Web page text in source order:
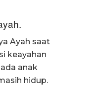
Ayah saat
keayahan
anak
hidup.